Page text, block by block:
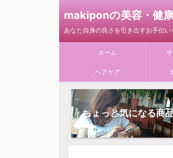
makiponの美容・健
あなた自身の良さを引き出すお手伝い
ホーム
ヘアケア
ちょっと気になる商